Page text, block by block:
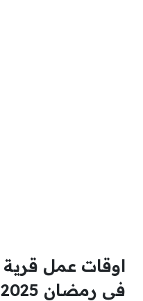
اوقات عمل
في رمضان 2025